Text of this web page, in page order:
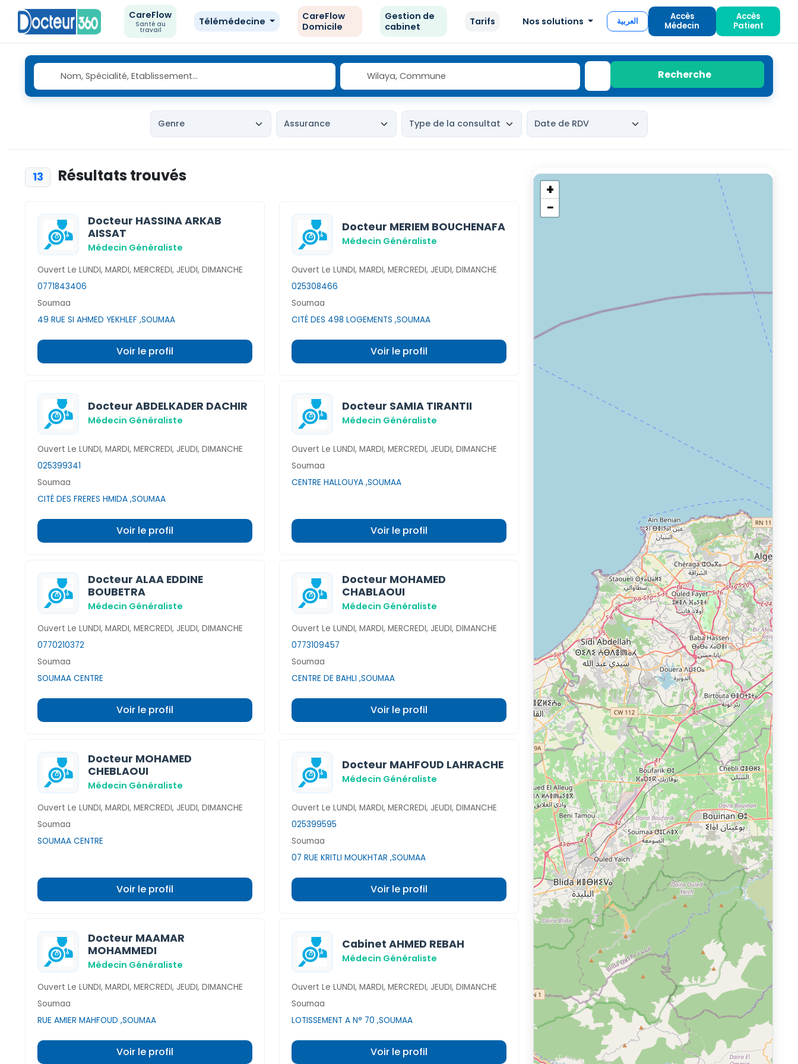
CareFlow
Santé au
travail
Télémédecine
CareFlow
Domicile
Gestion de
cabinet
Tarifs Nos solutions العربية
Accès
Médecin
Accès
Patient
Recherche
13 Résultats trouvés
Docteur HASSINA ARKAB
AISSAT
Médecin Généraliste
Ouvert Le LUNDI, MARDI, MERCREDI, JEUDI, DIMANCHE
0771843406
Soumaa
49 RUE SI AHMED YEKHLEF ,SOUMAA
Voir le profil
Docteur MERIEM BOUCHENAFA
Médecin Généraliste
Ouvert Le LUNDI, MARDI, MERCREDI, JEUDI, DIMANCHE
025308466
Soumaa
CITÉ DES 498 LOGEMENTS ,SOUMAA
Voir le profil
Docteur ABDELKADER DACHIR
Médecin Généraliste
Ouvert Le LUNDI, MARDI, MERCREDI, JEUDI, DIMANCHE
025399341
Soumaa
CITÉ DES FRERES HMIDA ,SOUMAA
Voir le profil
Docteur SAMIA TIRANTII
Médecin Généraliste
Ouvert Le LUNDI, MARDI, MERCREDI, JEUDI, DIMANCHE
Soumaa
CENTRE HALLOUYA ,SOUMAA
Voir le profil
Docteur ALAA EDDINE
BOUBETRA
Médecin Généraliste
Ouvert Le LUNDI, MARDI, MERCREDI, JEUDI, DIMANCHE
0770210372
Soumaa
SOUMAA CENTRE
Voir le profil
Docteur MOHAMED
CHABLAOUI
Médecin Généraliste
Ouvert Le LUNDI, MARDI, MERCREDI, JEUDI, DIMANCHE
0773109457
Soumaa
CENTRE DE BAHLI ,SOUMAA
Voir le profil
Docteur MOHAMED
CHEBLAOUI
Médecin Généraliste
Ouvert Le LUNDI, MARDI, MERCREDI, JEUDI, DIMANCHE
Soumaa
SOUMAA CENTRE
Voir le profil
Docteur MAHFOUD LAHRACHE
Médecin Généraliste
Ouvert Le LUNDI, MARDI, MERCREDI, JEUDI, DIMANCHE
025399595
Soumaa
07 RUE KRITLI MOUKHTAR ,SOUMAA
Voir le profil
Docteur MAAMAR
MOHAMMEDI
Médecin Généraliste
Ouvert Le LUNDI, MARDI, MERCREDI, JEUDI, DIMANCHE
Soumaa
RUE AMIER MAHFOUD ,SOUMAA
Voir le profil
Cabinet AHMED REBAH
Médecin Généraliste
Ouvert Le LUNDI, MARDI, MERCREDI, JEUDI, DIMANCHE
Soumaa
LOTISSEMENT A N° 70 ,SOUMAA
Voir le profil
+
−